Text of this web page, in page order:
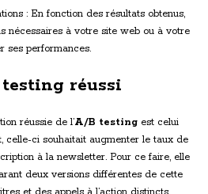
: En fonction des résultats obtenus,
nécessaires à votre site web ou à votre
ses performances.
testing réussi
réussie de l’A/B testing est celui
celle-ci souhaitait augmenter le taux de
à la newsletter. Pour ce faire, elle
deux versions différentes de cette